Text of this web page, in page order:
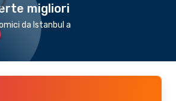
migliori
da Istanbul a